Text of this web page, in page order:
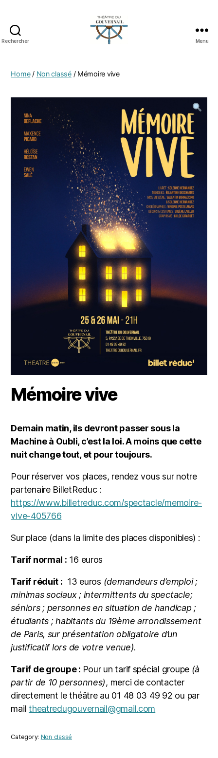
Rechercher Menu
Home/ Non classé/ Mémoire vive
Mémoire vive
Demain matin, ils devront passer sous la
Machine à Oubli, c’est la loi. A moins que cette
nuit change tout, et pour toujours.
Pour réserver vos places, rendez vous sur notre
partenaire BilletReduc :
https://www.billetreduc.com/spectacle/memoire-
vive-405766
Sur place (dans la limite des places disponibles) :
Tarif normal : 16 euros
Tarif réduit : 13 euros (demandeurs d’emploi ;
minimas sociaux ; intermittents du spectacle;
séniors ; personnes en situation de handicap ;
étudiants ; habitants du 19ème arrondissement
de Paris, sur présentation obligatoire d’un
justificatif lors de votre venue).
Tarif de groupe : Pour un tarif spécial groupe (à
partir de 10 personnes), merci de contacter
directement le théâtre au 01 48 03 49 92 ou par
mailtheatredugouvernail@gmail.com
Category: Non classé